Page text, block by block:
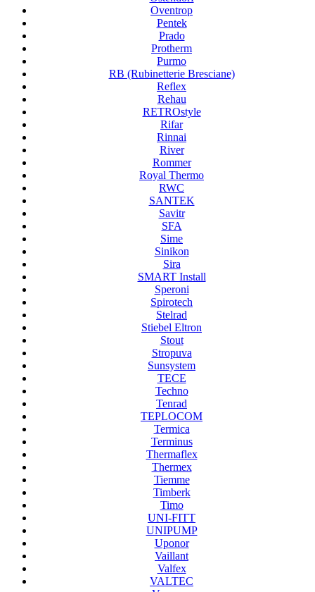
Oventrop
Pentek
Prado
Protherm
Purmo
RB (Rubinetterie Bresciane)
Reflex
Rehau
RETROstyle
Rifar
Rinnai
River
Rommer
Royal Thermo
RWC
SANTEK
Savitr
SFA
Sime
Sinikon
Sira
SMART Install
Speroni
Spirotech
Stelrad
Stiebel Eltron
Stout
Stropuva
Sunsystem
TECE
Techno
Tenrad
TEPLOCOM
Termica
Terminus
Thermaflex
Thermex
Tiemme
Timberk
Timo
UNI-FITT
UNIPUMP
Uponor
Vaillant
Valfex
VALTEC